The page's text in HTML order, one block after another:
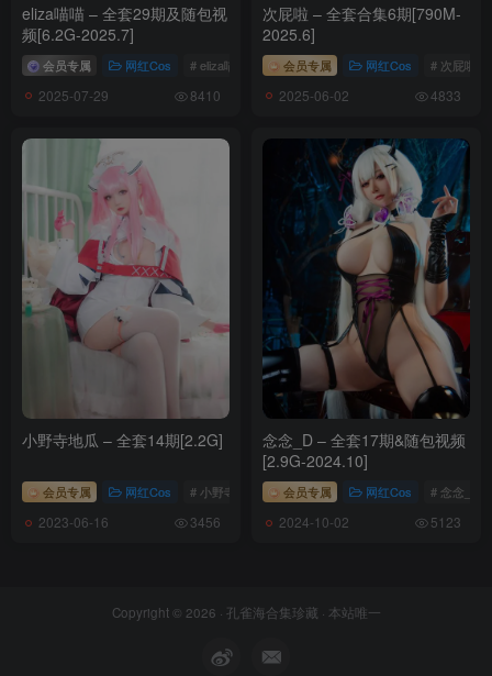
eliza喵喵 – 全套29期及随包视
频[6.2G-2025.7]
会员专属 网红Cos # eliza喵喵
2025-07-29 8410
次屁啦 – 全套合集6期[790M-
2025.6]
会员专属 网红Cos # 次屁啦
2025-06-02 4833
小野寺地瓜 – 全套14期[2.2G]
会员专属 网红Cos # 小野寺地瓜
2023-06-16 3456
念念_D – 全套17期&随包视频
[2.9G-2024.10]
会员专属 网红Cos # 念念_D
2024-10-02 5123
Copyright © 2026 · 孔雀海合集珍藏 · 本站唯一